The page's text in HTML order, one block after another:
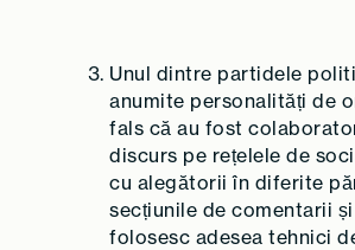
Unul dintre partidele
anumite personalități de
fals că au fost
discurs pe rețelele de
cu alegătorii în diferite
secțiunile de comentarii
folosesc adesea tehnici